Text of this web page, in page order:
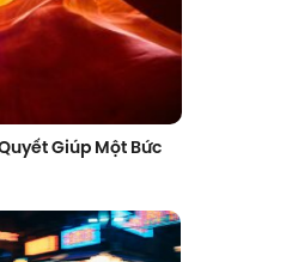
Giúp Một Bức